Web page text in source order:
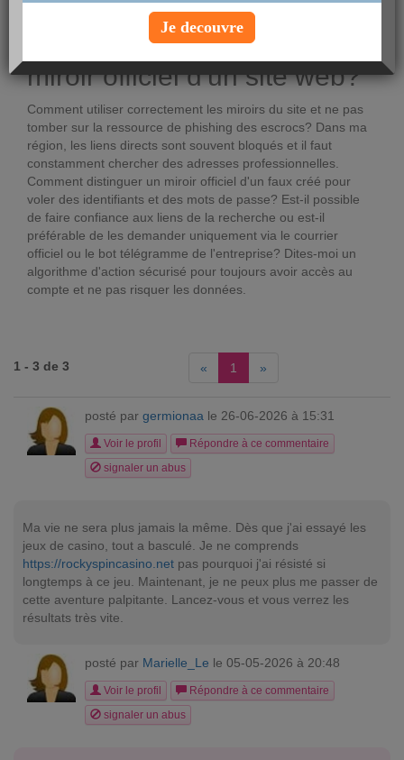
Comment reconnaître le
miroir officiel d'un site web?
Comment utiliser correctement les miroirs du site et ne pas
tomber sur la ressource de phishing des escrocs? Dans ma
région, les liens directs sont souvent bloqués et il faut
constamment chercher des adresses professionnelles.
Comment distinguer un miroir officiel d'un faux créé pour
voler des identifiants et des mots de passe? Est-il possible
de faire confiance aux liens de la recherche ou est-il
préférable de les demander uniquement via le courrier
officiel ou le bot télégramme de l'entreprise? Dites-moi un
algorithme d'action sécurisé pour toujours avoir accès au
compte et ne pas risquer les données.
1 - 3 de 3 « 1 »
posté par germionaa le 26-06-2026 à 15:31
Voir le profil
Répondre à ce commentaire
signaler un abus
Ma vie ne sera plus jamais la même. Dès que j'ai essayé les
jeux de casino, tout a basculé. Je ne comprends
https://rockyspincasino.net pas pourquoi j'ai résisté si
longtemps à ce jeu. Maintenant, je ne peux plus me passer de
cette aventure palpitante. Lancez-vous et vous verrez les
résultats très vite.
posté par Marielle_Le le 05-05-2026 à 20:48
Voir le profil
Répondre à ce commentaire
signaler un abus
Je decouvre